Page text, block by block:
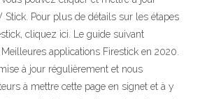
Stick. Pour plus de détails sur les étapes
cliquez ici. Le guide suivant
applications Firestick en 2020.
à jour régulièrement et nous
à mettre cette page en signet et à y